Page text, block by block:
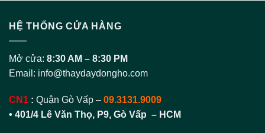
HỆ THỐNG CỬA HÀNG
Mở cửa: 8:30 AM – 8:30 PM
Email: info@thaydaydongho.com
CN1 : Quận Gò Vấp – 09.3131.9009
• 401/4 Lê Văn Thọ, P9, Gò Vấp – HCM